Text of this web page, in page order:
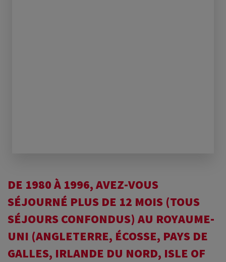
DE 1980 À 1996, AVEZ-VOUS
SÉJOURNÉ PLUS DE 12 MOIS (TOUS
SÉJOURS CONFONDUS) AU ROYAUME-
UNI (ANGLETERRE, ÉCOSSE, PAYS DE
GALLES, IRLANDE DU NORD, ISLE OF